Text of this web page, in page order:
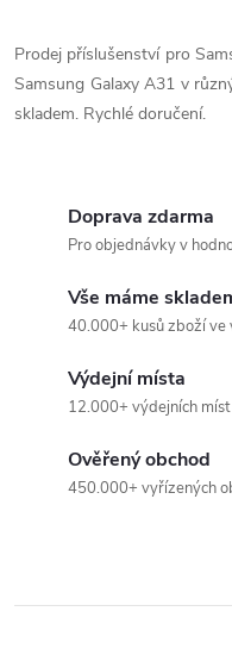
v
l
Prodej příslušenství pro
Samsung Galaxy A31 v
skladem. Rychlé doručení.
Doprava zdarma
Pro objednávky v
Vše máme
40.000+ kusů zboží ve
Výdejní místa
12.000+ výdejních míst
Ověřený obchod
450.000+ vyřízených